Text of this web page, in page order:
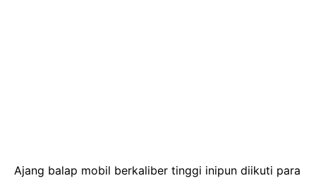
Ajang balap mobil berkaliber tinggi inipun diikuti para